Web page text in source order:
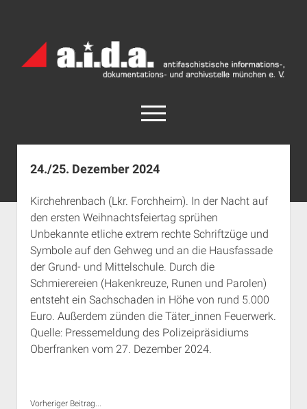
Archiv
München
open
menu
facebook
rss info@aida-archiv.de
Aktuelles
Termine
open
dropdown
menu
Antifaschistische Termine im Süden
Antifaschistische Termine in München
Rechte Termine im Süden
Rechte Termine München
Chronologie
Das Archiv
open
dropdown
menu
a.i.d.a. e. V. unterstützen
Über a.i.d.a.
RSS-Feeds, Twitter & Facebook
Impressum
24./25. Dezember 2024
Kirchehrenbach (Lkr. Forchheim). In der Nacht auf
den ersten Weihnachtsfeiertag sprühen
Unbekannte etliche extrem rechte Schriftzüge und
Symbole auf den Gehweg und an die Hausfassade
der Grund- und Mittelschule. Durch die
Schmierereien (Hakenkreuze, Runen und Parolen)
entsteht ein Sachschaden in Höhe von rund 5.000
Euro. Außerdem zünden die Täter_innen Feuerwerk.
Quelle: Pressemeldung des Polizeipräsidiums
Oberfranken vom 27. Dezember 2024.
Vorheriger Beitrag...